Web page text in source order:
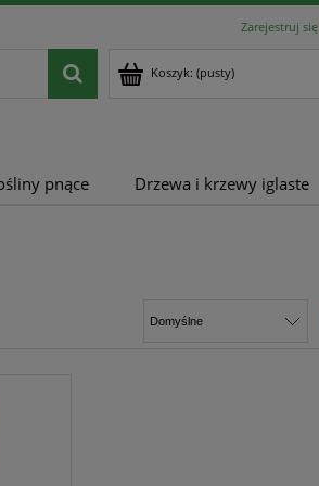
Zarejestruj się
Koszyk: (pusty)
pnące
Drzewa i krzewy iglaste